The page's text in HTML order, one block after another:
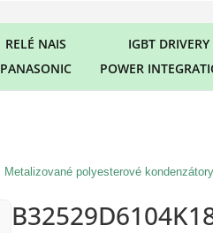
RELÉ NAIS
PANASONIC
IGBT DRIVERY
POWER
Metalizované polyesterové